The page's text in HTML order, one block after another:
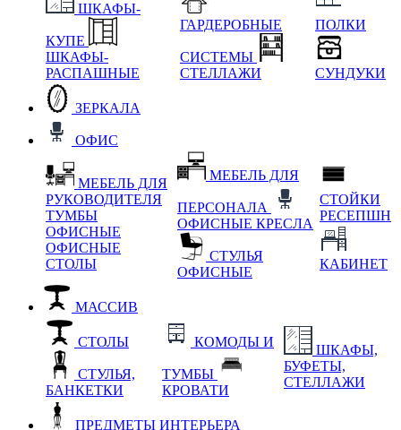
ШКАФЫ-
КУПЕ
ШКАФЫ-
РАСПАШНЫЕ
ГАРДЕРОБНЫЕ
СИСТЕМЫ
СТЕЛЛАЖИ
ПОЛКИ
СУНДУКИ
ЗЕРКАЛА
ОФИС
МЕБЕЛЬ ДЛЯ
РУКОВОДИТЕЛЯ
ТУМБЫ
ОФИСНЫЕ
ОФИСНЫЕ
СТОЛЫ
МЕБЕЛЬ ДЛЯ
ПЕРСОНАЛА
ОФИСНЫЕ КРЕСЛА
СТУЛЬЯ
ОФИСНЫЕ
СТОЙКИ
РЕСЕПШН
КАБИНЕТ
МАССИВ
СТОЛЫ
СТУЛЬЯ,
БАНКЕТКИ
КОМОДЫ И
ТУМБЫ
КРОВАТИ
ШКАФЫ,
БУФЕТЫ,
СТЕЛЛАЖИ
ПРЕДМЕТЫ ИНТЕРЬЕРА